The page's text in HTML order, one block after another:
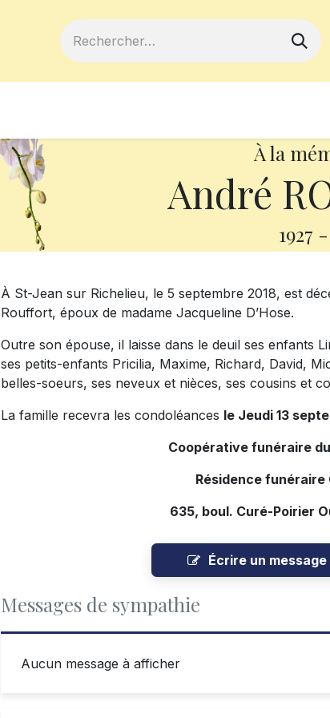
À la
André
1927 -
À St-Jean sur Richelieu, le 5 septembre 2018, est
Rouffort, époux de madame Jacqueline D’Hose.
Outre son épouse, il laisse dans le deuil ses enfants
ses petits-enfants Pricilia, Maxime, Richard, David,
belles-soeurs, ses neveux et nièces, ses cousins et
La famille recevra les condoléances le Jeudi 13
Coopérative funéraire
Résidence funéraire
635, boul. Curé-Poirier
Écrire un
Messages de sympathie
Aucun message à afficher